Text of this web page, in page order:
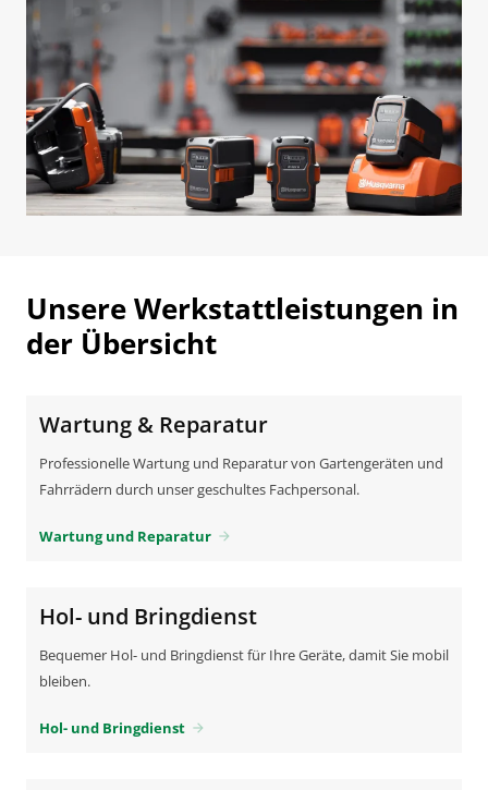
Unsere Werkstattleistungen in
der Übersicht
Wartung & Reparatur
Professionelle Wartung und Reparatur von Gartengeräten und
Fahrrädern durch unser geschultes Fachpersonal.
Wartung und Reparatur arrow_forward
Hol- und Bringdienst
Bequemer Hol- und Bringdienst für Ihre Geräte, damit Sie mobil
bleiben.
Hol- und Bringdienst arrow_forward